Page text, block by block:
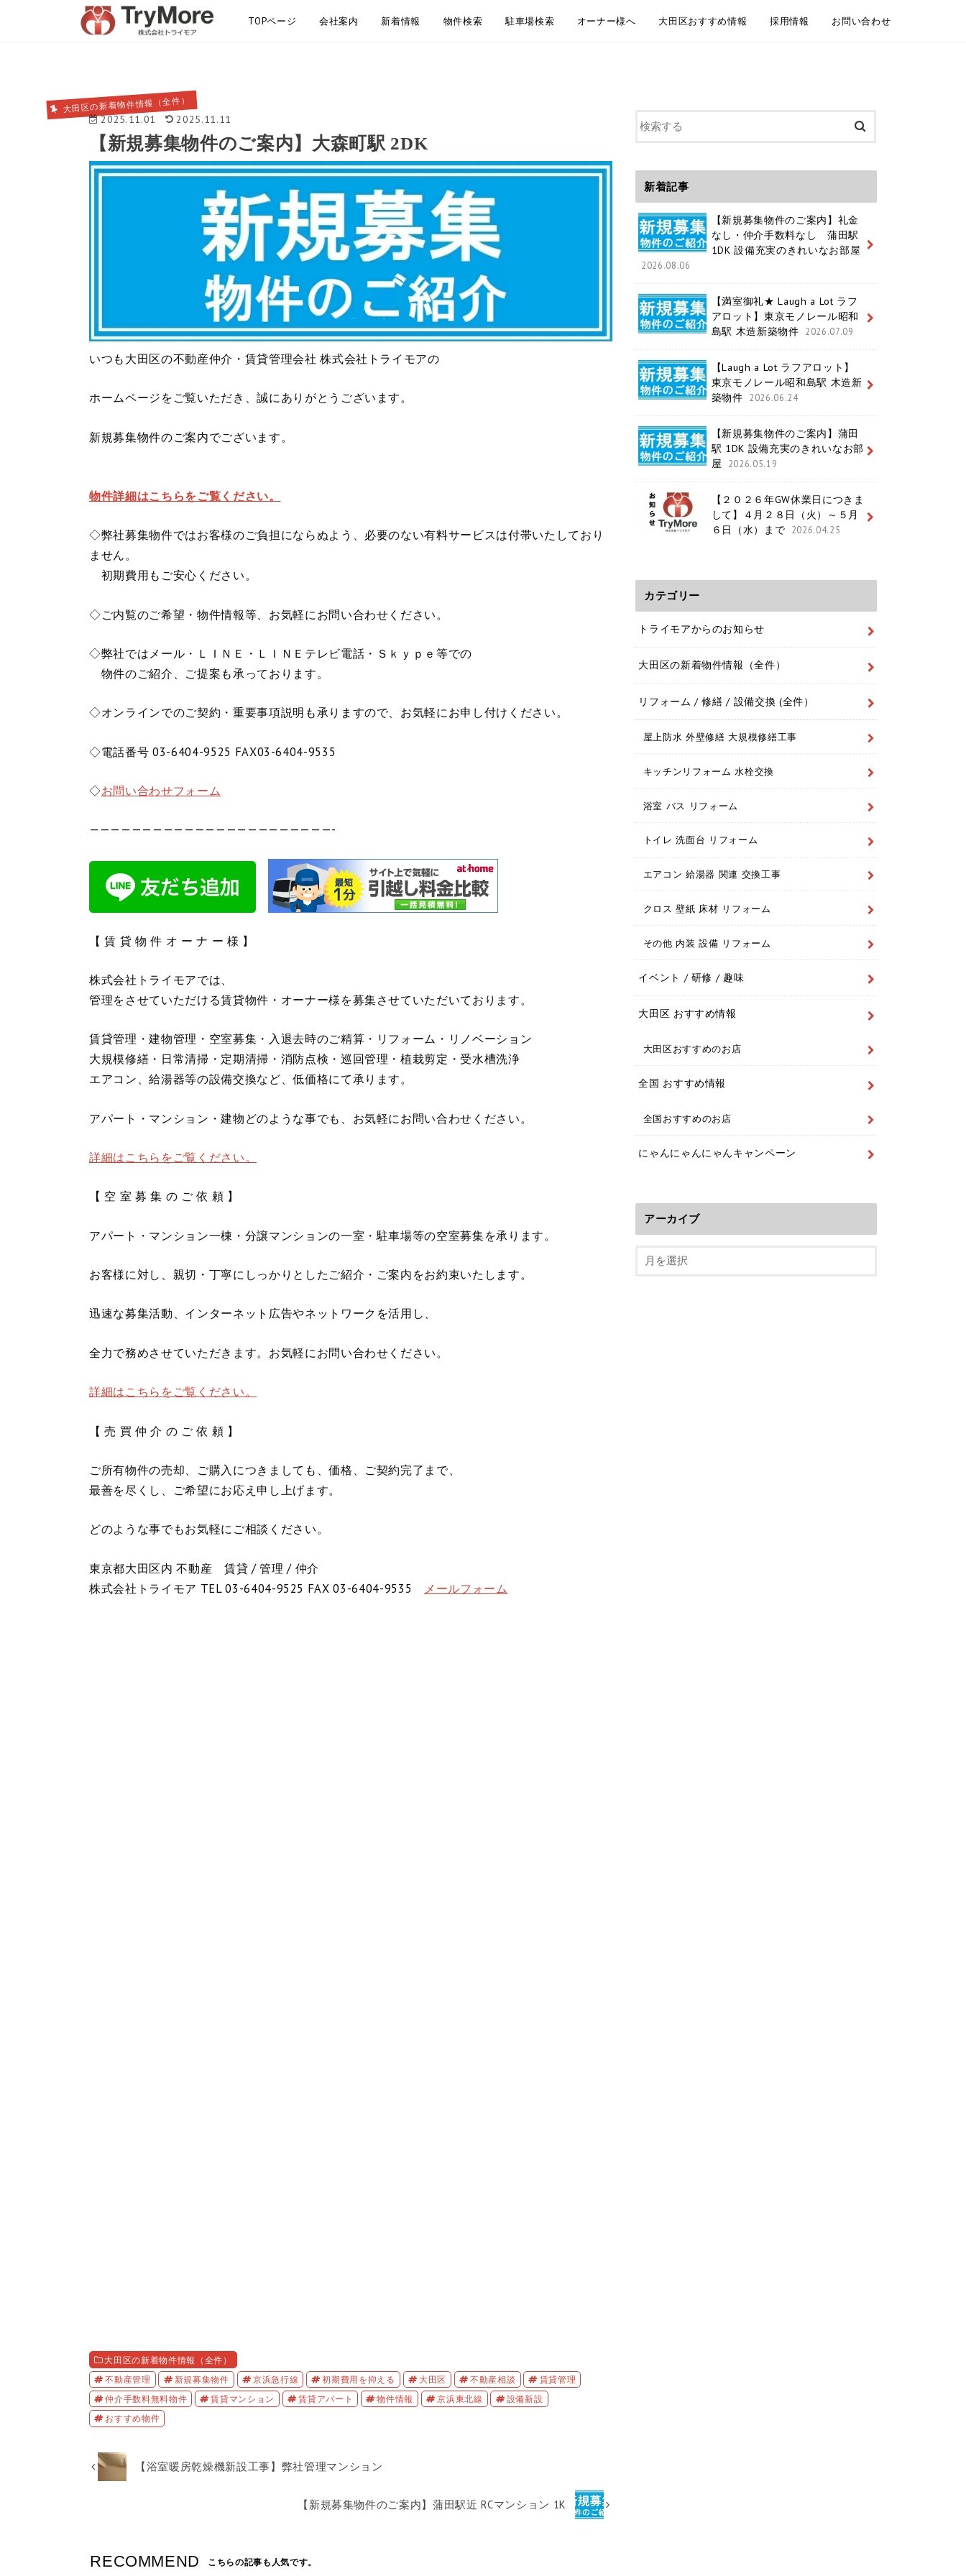
TOPページ 会社案内 新着情報 物件検索 駐車場検索 オーナー様へ 大田区おすすめ情報 採用情報 お問い合わせ
大田区の新着物件情報（全件）
2025.11.01 2025.11.11
【新規募集物件のご案内】大森町駅 2DK
いつも大田区の不動産仲介・賃貸管理会社 株式会社トライモアの
ホームページをご覧いただき、誠にありがとうございます。
新規募集物件のご案内でございます。
物件詳細はこちらをご覧ください。
◇弊社募集物件ではお客様のご負担にならぬよう、必要のない有料サービスは付帯いたしており
ません。
初期費用もご安心ください。
◇ご内覧のご希望・物件情報等、お気軽にお問い合わせください。
◇弊社ではメール・ＬＩＮＥ・ＬＩＮＥテレビ電話・Ｓｋｙｐｅ等での
物件のご紹介、ご提案も承っております。
◇オンラインでのご契約・重要事項説明も承りますので、お気軽にお申し付けください。
◇電話番号 03-6404-9525 FAX03-6404-9535
◇お問い合わせフォーム
———————————————————————-
【 賃 貸 物 件 オ ー ナ ー 様 】
株式会社トライモアでは、
管理をさせていただける賃貸物件・オーナー様を募集させていただいております。
賃貸管理・建物管理・空室募集・入退去時のご精算・リフォーム・リノベーション
大規模修繕・日常清掃・定期清掃・消防点検・巡回管理・植栽剪定・受水槽洗浄
エアコン、給湯器等の設備交換など、低価格にて承ります。
アパート・マンション・建物どのような事でも、お気軽にお問い合わせください。
詳細はこちらをご覧ください。
【 空 室 募 集 の ご 依 頼 】
アパート・マンション一棟・分譲マンションの一室・駐車場等の空室募集を承ります。
お客様に対し、親切・丁寧にしっかりとしたご紹介・ご案内をお約束いたします。
迅速な募集活動、インターネット広告やネットワークを活用し、
全力で務めさせていただきます。お気軽にお問い合わせください。
詳細はこちらをご覧ください。
【 売 買 仲 介 の ご 依 頼 】
ご所有物件の売却、ご購入につきましても、価格、ご契約完了まで、
最善を尽くし、ご希望にお応え申し上げます。
どのような事でもお気軽にご相談ください。
東京都大田区内 不動産 賃貸 / 管理 / 仲介
株式会社トライモア TEL 03-6404-9525 FAX 03-6404-9535 メールフォーム
大田区の新着物件情報（全件）
不動産管理
新規募集物件 京浜急行線 初期費用を抑える 大田区 不動産相談
賃貸管理
仲介手数料無料物件
賃貸マンション 賃貸アパート 物件情報 京浜東北線
設備新設
おすすめ物件
【浴室暖房乾燥機新設工事】弊社管理マンション
【新規募集物件のご案内】蒲田駅近 RCマンション 1K
RECOMMEND こちらの記事も人気です。
新着記事
【新規募集物件のご案内】礼金
なし・仲介手数料なし 蒲田駅
1DK 設備充実のきれいなお部屋
2026.08.06
【満室御礼★ Laugh a Lot ラフ
アロット】東京モノレール昭和
島駅 木造新築物件
2026.07.09
【Laugh a Lot ラフアロット】
東京モノレール昭和島駅 木造新
築物件
2026.06.24
【新規募集物件のご案内】蒲田
駅 1DK 設備充実のきれいなお部
屋
2026.05.19
【２０２６年GW休業日につきま
して】４月２８日（火）～５月
６日（水）まで
2026.04.25
カテゴリー
トライモアからのお知らせ
大田区の新着物件情報（全件）
リフォーム / 修繕 / 設備交換 (全件）
屋上防水 外壁修繕 大規模修繕工事
キッチンリフォーム 水栓交換
浴室 バス リフォーム
トイレ 洗面台 リフォーム
エアコン 給湯器 関連 交換工事
クロス 壁紙 床材 リフォーム
その他 内装 設備 リフォーム
イベント / 研修 / 趣味
大田区 おすすめ情報
大田区おすすめのお店
全国 おすすめ情報
全国おすすめのお店
にゃんにゃんにゃんキャンペーン
アーカイブ